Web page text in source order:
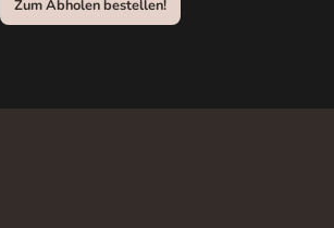
Zum Abholen bestellen!